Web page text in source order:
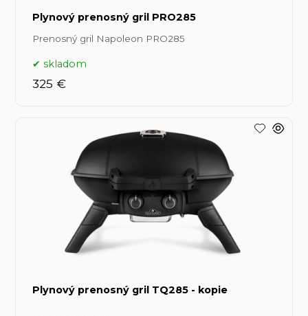
Plynový prenosný gril PRO285
Prenosný gril Napoleon PRO285
skladom
325 €
Plynový prenosný gril TQ285 - kopie